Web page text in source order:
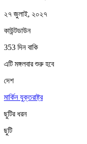
২৭ জুলাই, ২০২৭
কাউন্টডাউন
353 দিন বাকি
এটি মঙ্গলবার শুরু হবে
দেশ
মার্কিন যুক্তরাষ্ট্র
ছুটির ধরন
ছুটি